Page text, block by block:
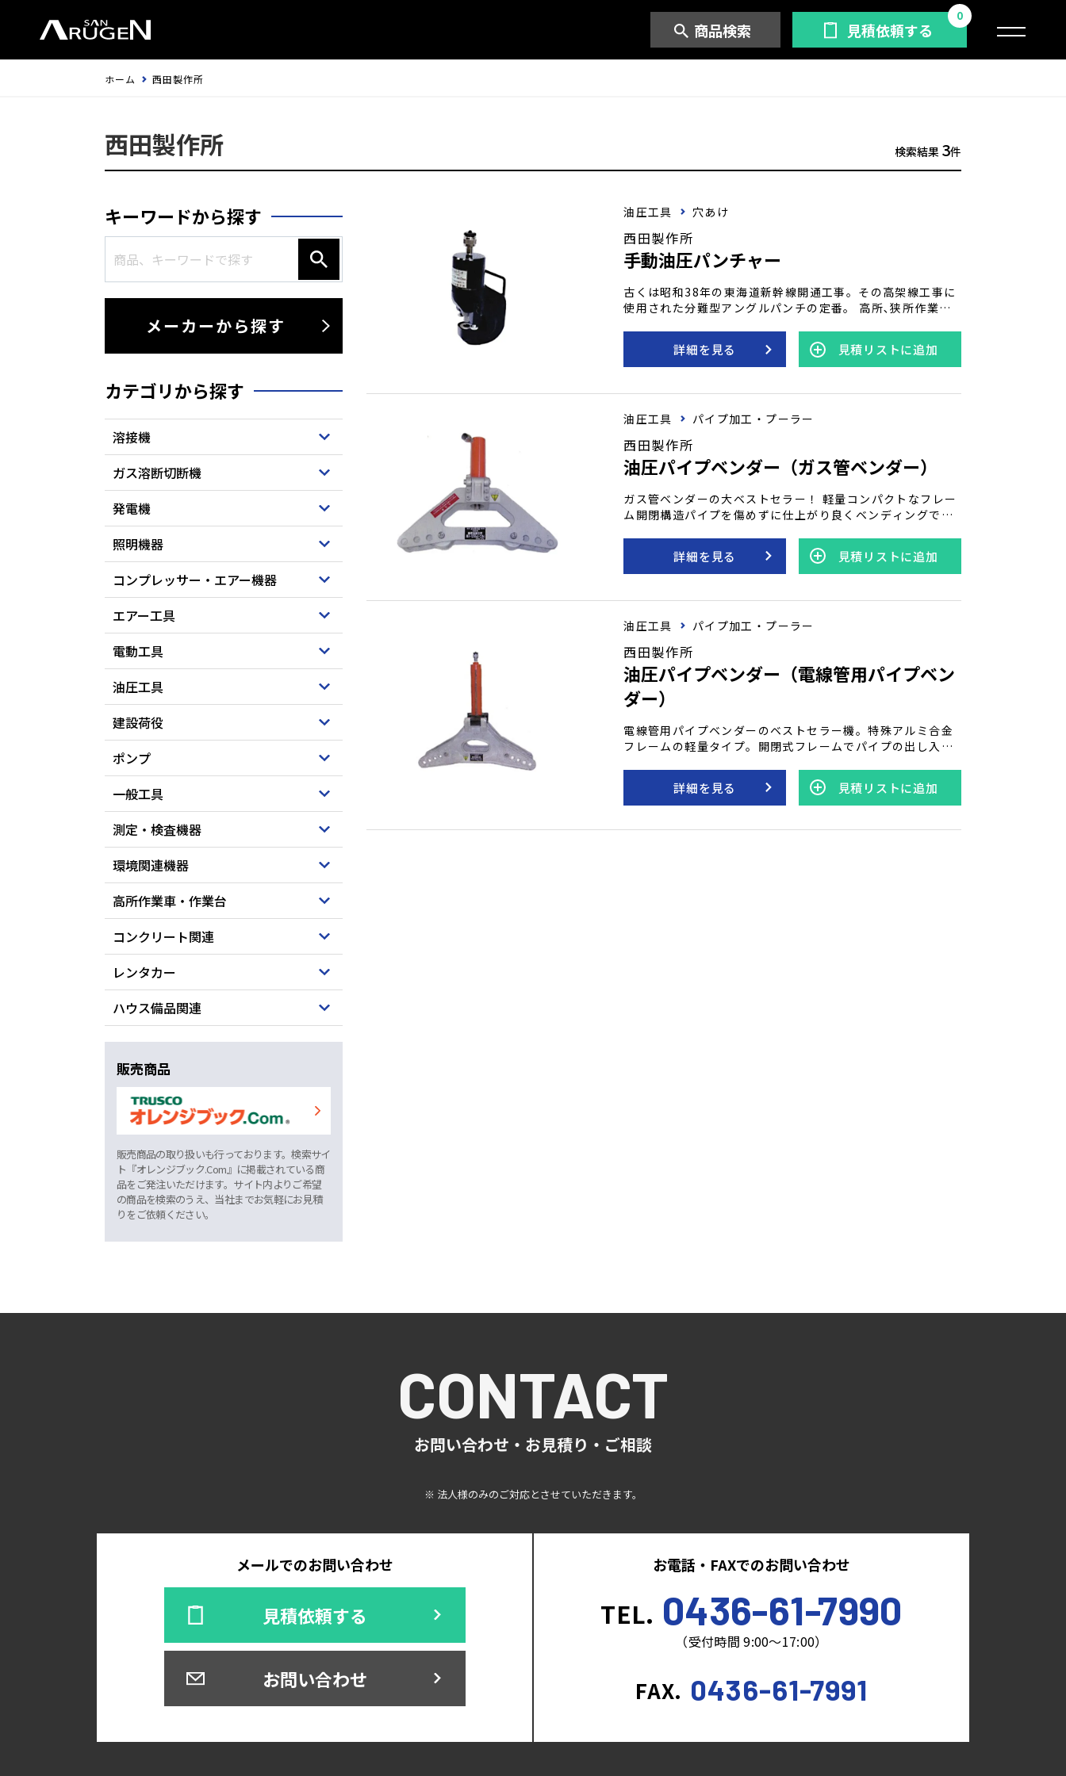
商品検索 見積依頼する
0
ホーム 西田製作所
西田製作所 検索結果 3件
キーワードから探す
メーカーから探す
カテゴリから探す
溶接機
ガス溶断切断機
発電機
照明機器
コンプレッサー・エアー機器
エアー工具
電動工具
油圧工具
建設荷役
ポンプ
一般工具
測定・検査機器
環境関連機器
高所作業車・作業台
コンクリート関連
レンタカー
ハウス備品関連
販売商品
販売商品の取り扱いも行っております。検索サイ
ト『オレンジブック.Com』に掲載されている商
品をご発注いただけます。サイト内よりご希望
の商品を検索のうえ、当社までお気軽にお見積
りをご依頼ください。
油圧工具 穴あけ
西田製作所
手動油圧パンチャー
古くは昭和38年の東海道新幹線開通工事。その高架線工事に
使用された分難型アングルパンチの定番。 高所､狭所作業に
詳細を見る 見積リストに追加
油圧工具 パイプ加工・プーラー
西田製作所
油圧パイプベンダー（ガス管ベンダー）
ガス管ベンダーの大ベストセラー！ 軽量コンパクトなフレー
ム開閉構造パイプを傷めずに仕上がり良くベンディングでき
詳細を見る 見積リストに追加
油圧工具 パイプ加工・プーラー
西田製作所
油圧パイプベンダー（電線管用パイプベン
ダー）
電線管用パイプベンダーのベストセラー機。特殊アルミ合金
フレームの軽量タイプ。開閉式フレームでパイプの出し入れ
詳細を見る 見積リストに追加
CONTACT
お問い合わせ・お見積り・ご相談
※ 法人様のみのご対応とさせていただきます。
メールでのお問い合わせ
見積依頼する
お問い合わせ
お電話・FAXでのお問い合わせ
TEL. 0436-61-7990
（受付時間 9:00～17:00）
FAX. 0436-61-7991